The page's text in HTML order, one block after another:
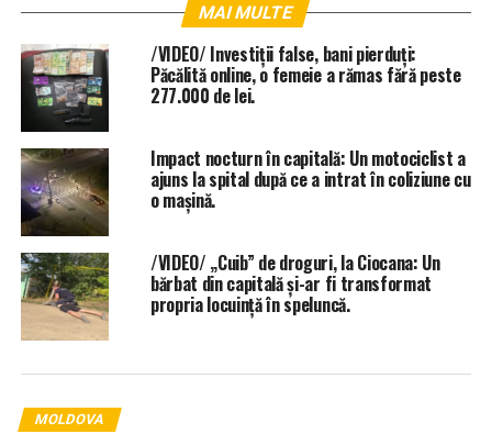
MAI MULTE
/VIDEO/ Investiții false, bani pierduți:
Păcălită online, o femeie a rămas fără peste
277.000 de lei.
Impact nocturn în capitală: Un motociclist a
ajuns la spital după ce a intrat în coliziune cu
o mașină.
/VIDEO/ „Cuib” de droguri, la Ciocana: Un
bărbat din capitală și-ar fi transformat
propria locuință în speluncă.
MOLDOVA